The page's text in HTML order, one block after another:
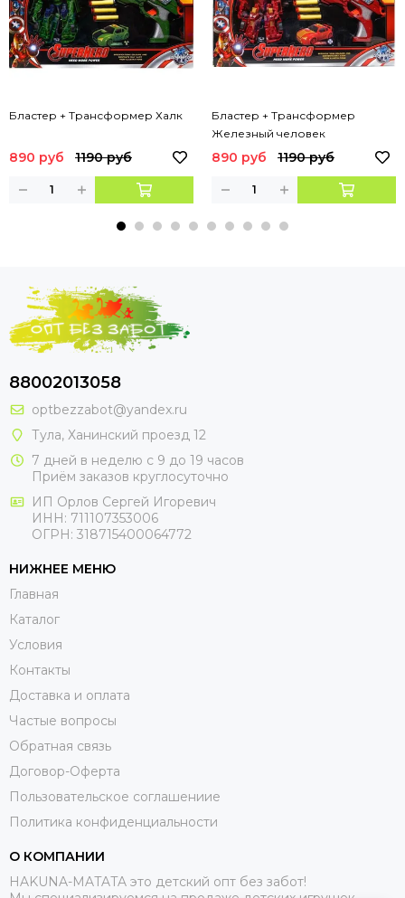
Бластер + Трансформер Халк
890 руб 1190 руб
Бластер + Трансформер
Железный человек
890 руб 1190 руб
88002013058
optbezzabot@yandex.ru
Тула, Ханинский проезд 12
7 дней в неделю с 9 до 19 часов
Приём заказов круглосуточно
ИП Орлов Сергей Игоревич
ИНН: 711107353006
ОГРН: 318715400064772
НИЖНЕЕ МЕНЮ
Главная
Каталог
Условия
Контакты
Доставка и оплата
Частые вопросы
Обратная связь
Договор-Оферта
Пользовательское соглашениие
Политика конфиденциальности
О КОМПАНИИ
HAKUNA-MATATA это детский опт без забот!